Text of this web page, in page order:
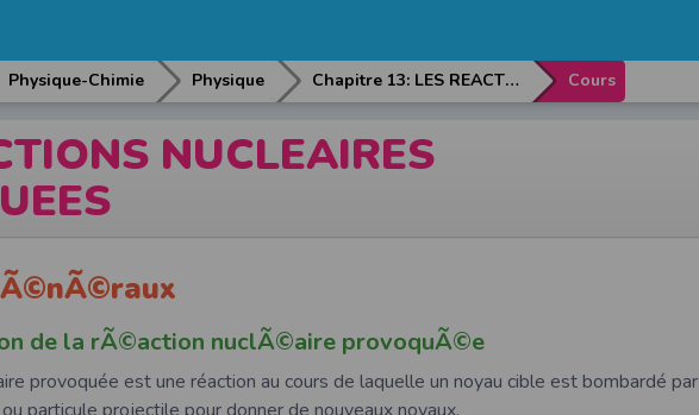
Physique-Chimie Physique Chapitre 13: LES REACTIONS NUCLEAIRES PROVOQUEES Cours
NUCLEAIRES
de la rÃ©action nuclÃ©aire provoquÃ©e
provoquée est une réaction au cours de laquelle un noyau cible est bombardé par